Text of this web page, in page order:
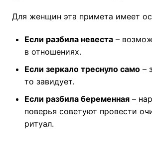
Для женщин эта примета имеет
Если разбила невеста–
в отношениях.
Если зеркало треснуло само–
то завидует.
Если разбила беременная–
поверья советуют провести
ритуал.